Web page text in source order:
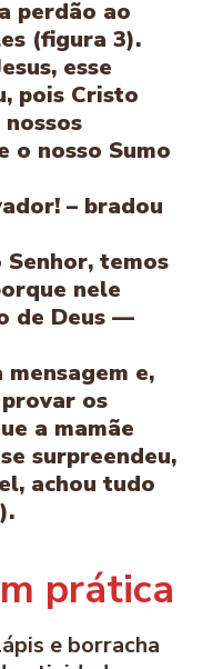
perdão ao
(figura 3).
esse
pois Cristo
o nosso Sumo
– bradou
temos
nele
de Deus —
e,
os
a mamãe
surpreendeu,
achou tudo
prática
e borracha